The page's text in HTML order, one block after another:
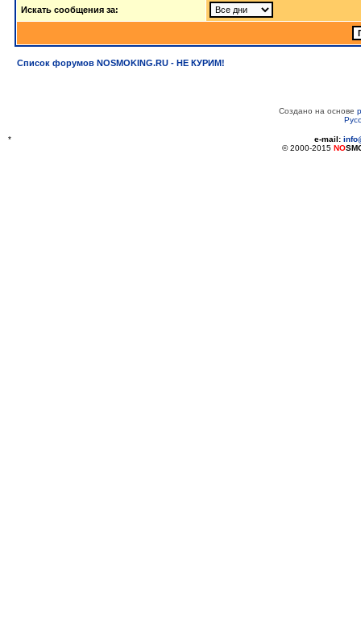
Искать сообщения за:
Список форумов NOSMOKING.RU - НЕ КУРИМ!
Создано на основе
* e-mail:
© 2000-2015 NO